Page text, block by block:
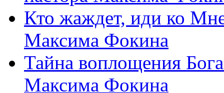
Кто жаждет, иди ко
Максима Фокина
Тайна воплощения
Максима Фокина